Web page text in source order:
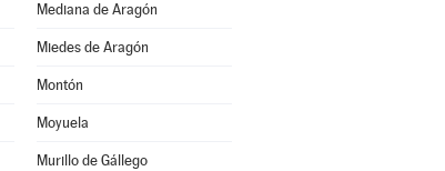
Mediana de Aragón
Miedes de Aragón
Montón
Moyuela
Murillo de Gállego